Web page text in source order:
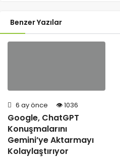
Benzer Yazılar
6 ay önce 1036
Google, ChatGPT
Konuşmalarını
Gemini’ye Aktarmayı
Kolaylaştırıyor